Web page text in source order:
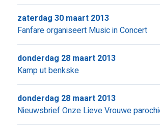
Fanfare organiseert Music in Concert
zaterdag 30 maart 2013
Kamp ut benkske
donderdag 28 maart 2013
Nieuwsbrief Onze Lieve Vrouwe
donderdag 28 maart 2013